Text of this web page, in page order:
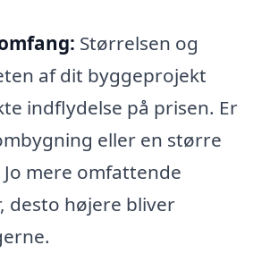
Størrelsen og
af dit byggeprojekt
indflydelse på prisen. Er
eller en større
mere omfattende
desto højere bliver